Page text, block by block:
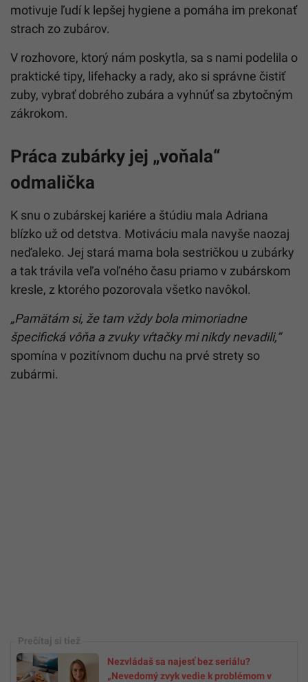
motivuje ľudí k lepšej hygiene a pomáha im prekonať
strach zo zubárov.
V rozhovore, ktorý nám poskytla, sa s nami podelila o
praktické tipy, lifehacky a rady, ako si správne čistiť
zuby, vybrať dobrého zubára a vyhnúť sa zbytočným
zákrokom.
Práca zubárky jej „voňala“
odmalička
K snu o zubárskej kariére a štúdiu mala Adriana
blízko už od detstva. Motiváciu mala navyše naozaj
neďaleko. Jej stará mama bola sestričkou u zubárky
a tak trávila veľa voľného času priamo v zubárskom
kresle, z ktorého pozorovala všetko navôkol.
„Pamätám si, že tam vždy bola mimoriadne
špecifická vôňa a zvuky vŕtačky mi nikdy nevadili,“
spomína v pozitívnom duchu na prvé strety so
zubármi.
Nezvládaš sa najesť bez seriálu?
„Nevedomý zvyk vedie k problémom v